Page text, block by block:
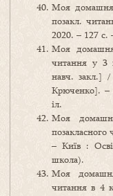
Моя домашня
позакл.
2020. – 127 с.
Моя домашня
читання у 3
навч. закл.]
Крюченко]. –
іл.
Моя
– Київ :
школа).
Моя
читання в 4